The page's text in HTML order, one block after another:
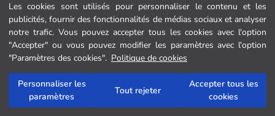
Les cookies sont utilisés pour personnaliser le contenu et les
publicités, fournir des fonctionnalités de médias sociaux et analyser
notre trafic. Vous pouvez accepter tous les cookies avec l'option
"Accepter" ou vous pouvez modifier les paramètres avec l'option
"Paramètres des cookies". Politique de cookies
Personnaliser les
paramètres
Tout rejeter
Accepter tous les
cookies
Catégories
Mon panier
49.00 MAD
39.00 MAD
74